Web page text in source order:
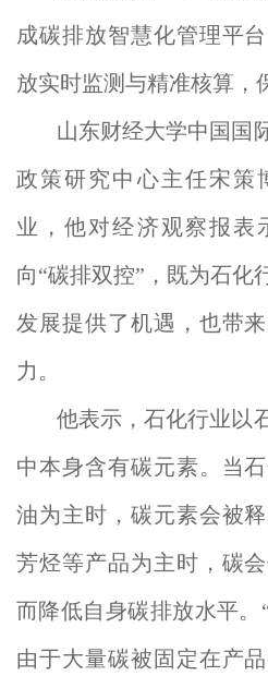
成碳排放智慧化管理平
放实时监测与精准核算，
山东财经大学中国国
政策研究中心主任宋策
业，他对经济观察报表
向“碳排双控”，既为石化
发展提供了机遇，也带
力。
他表示，石化行业以
中本身含有碳元素。当
油为主时，碳元素会被
芳烃等产品为主时，碳
而降低自身碳排放水平。
由于大量碳被固定在产